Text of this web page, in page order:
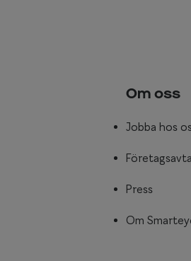
Om oss
Jobba hos
Press
Om